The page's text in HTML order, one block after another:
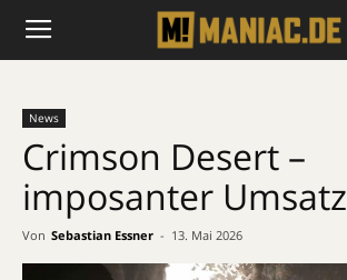
News
Crimson Desert –
imposanter Umsatz
Von Sebastian Essner - 13. Mai 2026